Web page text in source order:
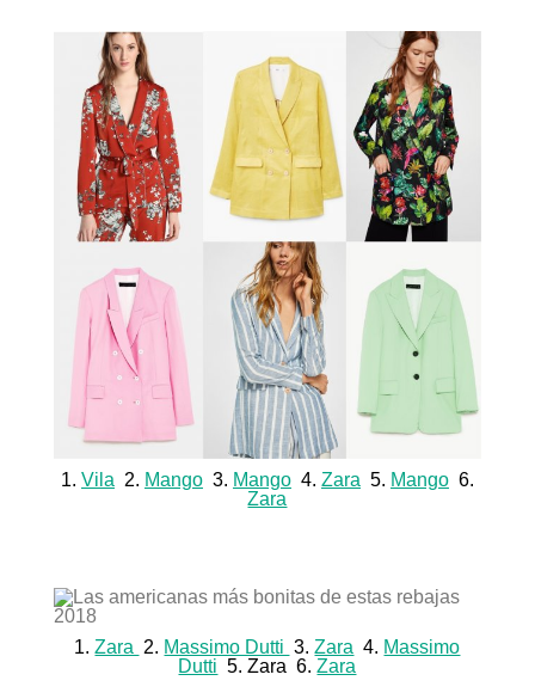
1. Vila 2. Mango3. Mango4. Zara 5. Mango6.
Zara
1.Zara 2. Massimo Dutti 3.Zara 4. Massimo
Dutti 5. Zara 6.Zara